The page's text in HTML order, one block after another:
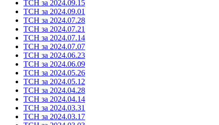
ТСН за 2024.09.15
ТСН за 2024.09.01
ТСН за 2024.07.28
ТСН за 2024.07.21
ТСН за 2024.07.14
ТСН за 2024.07.07
ТСН за 2024.06.23
ТСН за 2024.06.09
ТСН за 2024.05.26
ТСН за 2024.05.12
ТСН за 2024.04.28
ТСН за 2024.04.14
ТСН за 2024.03.31
ТСН за 2024.03.17